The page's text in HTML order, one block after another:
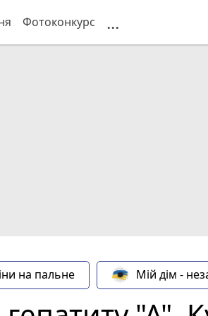
Фотоконкурс ...
на пальне Мій дім -